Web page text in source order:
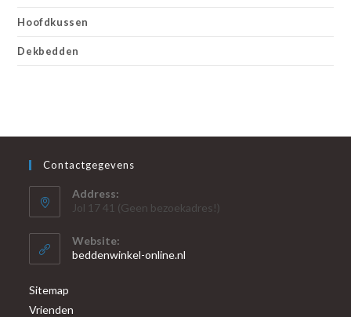
Hoofdkussen
Dekbedden
Contactgegevens
Address:
Jol 17 41 (Geen bezoekadres!)
Website:
beddenwinkel-online.nl
Sitemap
Vrienden